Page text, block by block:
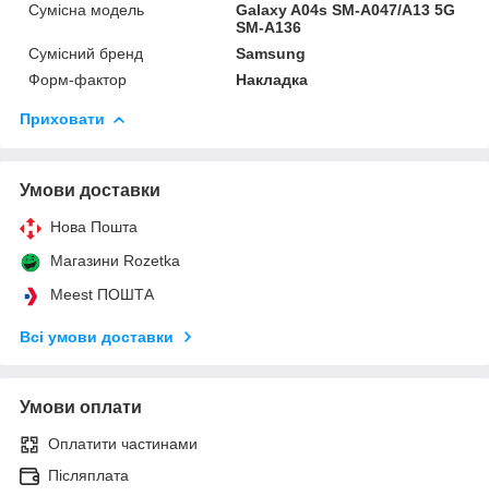
Сумісна модель
Galaxy A04s SM-A047/A13 5G
SM-A136
Сумісний бренд
Samsung
Форм-фактор
Накладка
Приховати
Умови доставки
Нова Пошта
Магазини Rozetka
Meest ПОШТА
Всі умови доставки
Умови оплати
Оплатити частинами
Післяплата